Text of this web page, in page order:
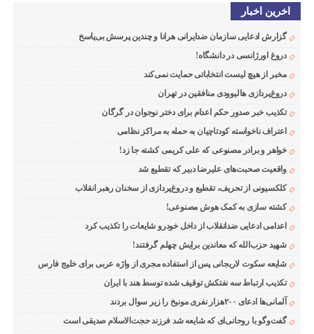
اخرین اخبار
گزارش ادعایی سازمان ضدایرانی هرانا و چندین پرسش بی‌پاسخ
دروغ اورژانسی در دانشگاه!
مخبر از هیچ لیست انتخاباتی حمایت نمی‌کند
دروغ‌پردازی هالیوودی منافقین در تهران
تکذیب خبر صدور حکم اعدام برای دختر نوجوان در گرگان
اعتراف ناخواسته کودتاچیان به حمله به مراکز نظامی
خواهر و برادر مصنوعی که علی کریمی کشته جا زد!
واقعیت صحبت‌های علیرضا دبیر که تقطیع شد
کلکسیونی از تحریف، تقطیع و دروغ‌پردازی از سخنان رهبر انقلاب
کشته سازی به کمک هوش مصنوعی!
اعدامی ادعایی ضدانقلاب از داخل خودرو شایعات را تکذیب کرد
شهید حزب‌الله که معاندین برایش چهلم گرفتند!
شایعه سکوت لاریجانی پس از استفاده مجری از واژه عربی برای خلیج فارس
تکذیب ارتباط سه نفتکش توقیف شده توسط هند با ایران
آلمانی‌ها ادعای ۲۰۰هزار نفری مونیخ را زیر سوال بردند
گفت‌وگو با روحانی‌ای که شایعه شد فرزند حجت‌الاسلام صدیقی است